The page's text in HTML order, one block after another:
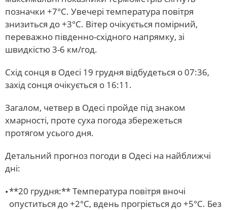
позначки +7°С. Увечері температура повітря
знизиться до +3°С. Вітер очікується помірний,
переважно південно-східного напрямку, зі
швидкістю 3-6 км/год.
Схід сонця в Одесі 19 грудня відбудеться о 07:36,
захід сонця очікується о 16:11.
Загалом, четвер в Одесі пройде під знаком
хмарності, проте суха погода збережеться
протягом усього дня.
Детальний прогноз погоди в Одесі на найближчі
дні:
**20 грудня:** Температура повітря вночі
опуститься до +2°С, вдень прогріється до +5°С. Без